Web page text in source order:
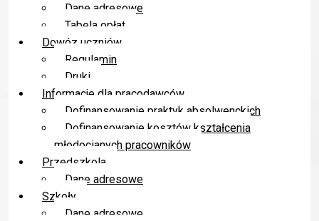
Dane adresowe
Tabela opłat
Dowóz uczniów
Regulamin
Druki
Informacje dla pracodawców
Dofinansowanie praktyk absolwenckich
Dofinansowanie kosztów kształcenia
młodocianych pracowników
Przedszkola
Dane adresowe
Szkoły
Dane adresowe
Czas realizacji: 1 grudnia 2024r.-31 grudnia 2026r.
Wydatki ogółem: 918 911.25zł , dofinansowanie
827 020,12 zł / dofinansowanie z EFS+ 781 074,56zł
( 85%) oraz z budżetu państwa 45 945,56zł ( 5%),
wkład własny 91 891,13zł.
Cele projektu:poprawienie szans edukacyjnych
dzieci i ich lepsze przygotowanie do dalszej nauki i
późniejszej pracy zawodowej.
Cele szczegółowe:wspieranie równego dostępu
do dobrej jakości, włączającego kształcenia i